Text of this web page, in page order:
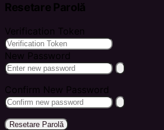
Resetare Parolă
Verification Token
New Password
Confirm New Password
Resetare Parolă